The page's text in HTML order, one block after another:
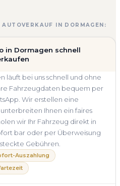
IN DORMAGEN:
in Dormagen schnell
läuft bei uns schnell und ohne
Fahrzeugdaten bequem per
Wir erstellen eine
Ihnen ein faires
wir Ihr Fahrzeug direkt in
bar oder per Überweisung
Gebühren.
Auszahlung